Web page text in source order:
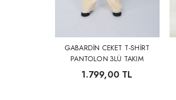
GABARDİN CEKET T-SHİRT
PANTOLON 3LÜ TAKIM
1.799,00 TL